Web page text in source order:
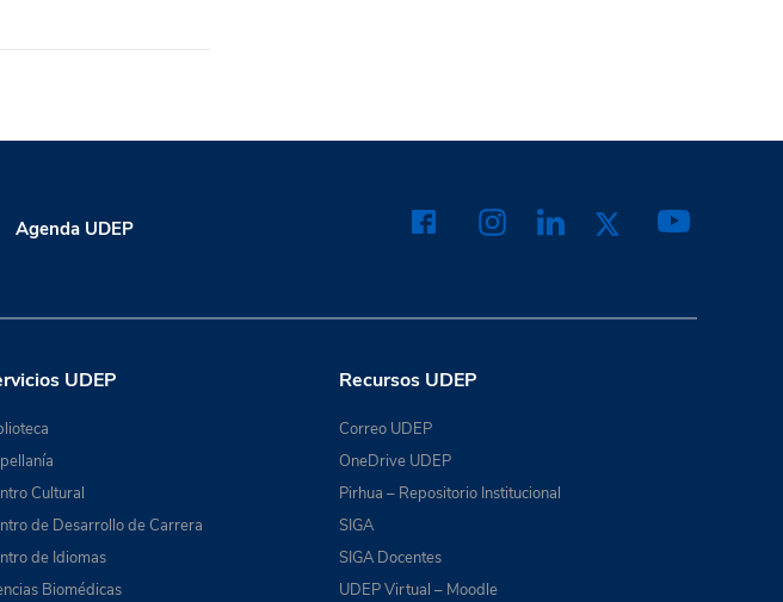
Agenda UDEP
UDEP
Cultural
de Desarrollo de Carrera
de Idiomas
Biomédicas
Recursos UDEP
Correo UDEP
OneDrive UDEP
Pirhua – Repositorio Institucional
SIGA
SIGA Docentes
UDEP Virtual – Moodle